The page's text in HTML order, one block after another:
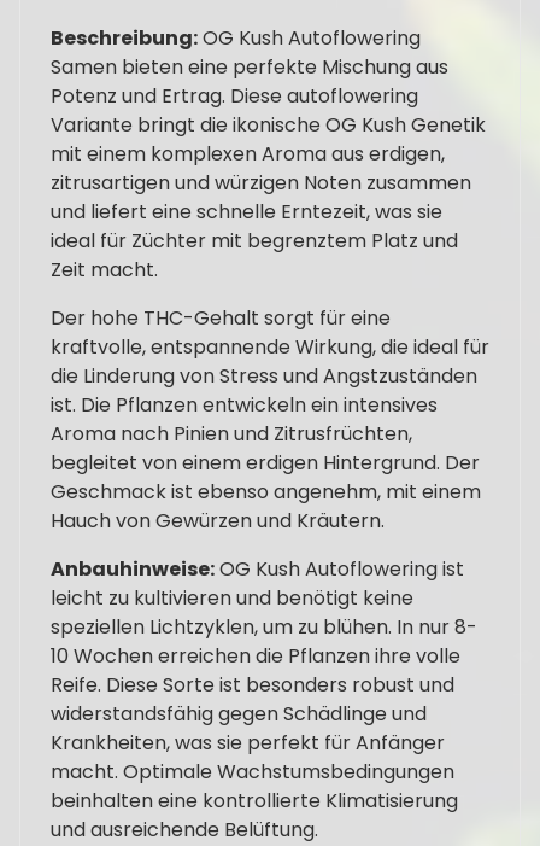
Beschreibung:OG Kush Autoflowering
Samen bieten eine perfekte Mischung aus
Potenz und Ertrag. Diese autoflowering
Variante bringt die ikonische OG Kush Genetik
mit einem komplexen Aroma aus erdigen,
zitrusartigen und würzigen Noten zusammen
und liefert eine schnelle Erntezeit, was sie
ideal für Züchter mit begrenztem Platz und
Zeit macht.
Der hohe THC-Gehalt sorgt für eine
kraftvolle, entspannende Wirkung, die ideal für
die Linderung von Stress und Angstzuständen
ist. Die Pflanzen entwickeln ein intensives
Aroma nach Pinien und Zitrusfrüchten,
begleitet von einem erdigen Hintergrund. Der
Geschmack ist ebenso angenehm, mit einem
Hauch von Gewürzen und Kräutern.
Anbauhinweise:OG Kush Autoflowering ist
leicht zu kultivieren und benötigt keine
speziellen Lichtzyklen, um zu blühen. In nur 8-
10 Wochen erreichen die Pflanzen ihre volle
Reife. Diese Sorte ist besonders robust und
widerstandsfähig gegen Schädlinge und
Krankheiten, was sie perfekt für Anfänger
macht. Optimale Wachstumsbedingungen
beinhalten eine kontrollierte Klimatisierung
und ausreichende Belüftung.